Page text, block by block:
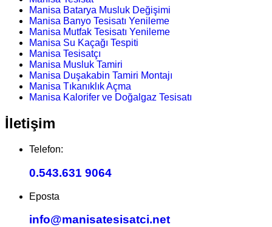
Manisa Batarya Musluk Değişimi
Manisa Banyo Tesisatı Yenileme
Manisa Mutfak Tesisatı Yenileme
Manisa Su Kaçağı Tespiti
Manisa Tesisatçı
Manisa Musluk Tamiri
Manisa Duşakabin Tamiri Montajı
Manisa Tıkanıklık Açma
Manisa Kalorifer ve Doğalgaz Tesisatı
İletişim
Telefon:
0.543.631 9064
Eposta
info@manisatesisatci.net